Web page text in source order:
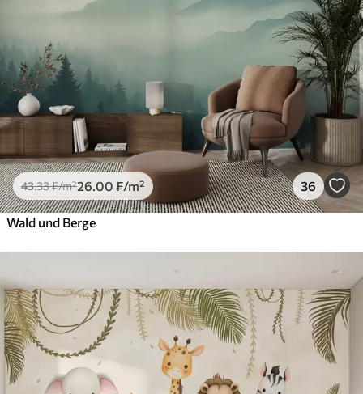
43.33₣/m²26 .00 ₣/m² 36
Wald und Berge